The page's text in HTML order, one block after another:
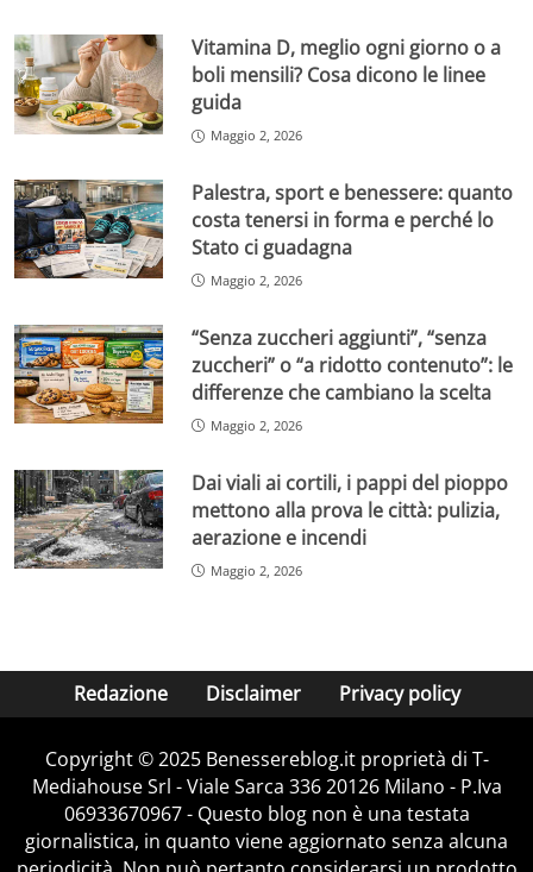
Vitamina D, meglio ogni giorno o a
boli mensili? Cosa dicono le linee
guida
Maggio 2, 2026
Palestra, sport e benessere: quanto
costa tenersi in forma e perché lo
Stato ci guadagna
Maggio 2, 2026
“Senza zuccheri aggiunti”, “senza
zuccheri” o “a ridotto contenuto”: le
differenze che cambiano la scelta
Maggio 2, 2026
Dai viali ai cortili, i pappi del pioppo
mettono alla prova le città: pulizia,
aerazione e incendi
Maggio 2, 2026
Redazione Disclaimer Privacy policy
Copyright © 2025 Benessereblog.it proprietà di T-
Mediahouse Srl - Viale Sarca 336 20126 Milano - P.Iva
06933670967 - Questo blog non è una testata
giornalistica, in quanto viene aggiornato senza alcuna